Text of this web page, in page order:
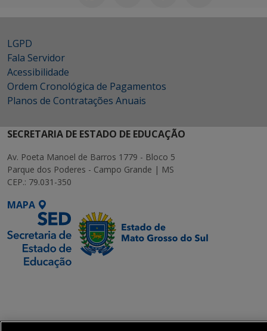
LGPD
Fala Servidor
Acessibilidade
Ordem Cronológica de Pagamentos
Planos de Contratações Anuais
SECRETARIA DE ESTADO DE EDUCAÇÃO
Av. Poeta Manoel de Barros 1779 - Bloco 5
Parque dos Poderes - Campo Grande | MS
CEP.: 79.031-350
MAPA